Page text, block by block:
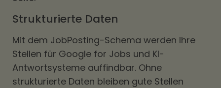
Strukturierte Daten
Mit dem JobPosting-Schema werden Ihre
Stellen für Google for Jobs und KI-
Antwortsysteme auffindbar. Ohne
strukturierte Daten bleiben gute Stellen